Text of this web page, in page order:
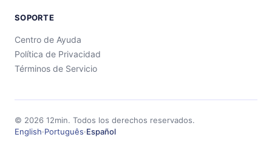
SOPORTE
Centro de Ayuda
Política de Privacidad
Términos de Servicio
© 2026 12min. Todos los derechos reservados.
English·Português·Español